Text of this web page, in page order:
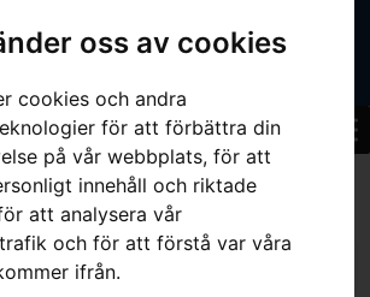
oss av cookies
cookies och andra
för att förbättra din
på vår webbplats, för att
innehåll och riktade
att analysera vår
och för att förstå var våra
ifrån.
BEGAGNAT